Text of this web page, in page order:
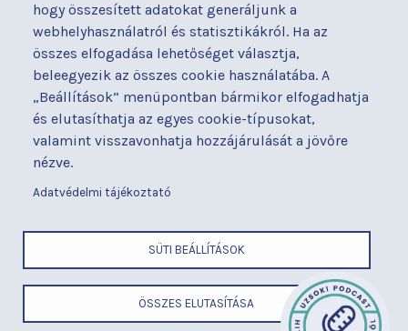
hogy összesített adatokat generáljunk a
webhelyhasználatról és statisztikákról. Ha az
összes elfogadása lehetőséget választja,
beleegyezik az összes cookie használatába. A
„Beállítások” menüpontban bármikor elfogadhatja
és elutasíthatja az egyes cookie-típusokat,
valamint visszavonhatja hozzájárulását a jövőre
nézve.
Adatvédelmi tájékoztató
SÜTI BEÁLLÍTÁSOK
ÖSSZES ELUTASÍTÁSA
a Semmelweis Egyetem Általános Orvostudományi Kar Gyakorló
Alapítványaink
Betegjogi képviselő
Címek és telefonszámok
Diagnosztika
Események
Videógaléria
Visszajelzések
Várólista
Közérdekű adatok
LÁBLÉC
Cím
Telefonszám